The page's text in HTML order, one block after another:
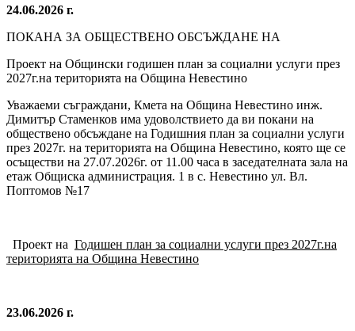
24.06.2026 г.
ПОКАНА ЗА ОБЩЕСТВЕНО ОБСЪЖДАНЕ НА
Проект на Общински годишен план за социални услуги през
2027г.на територията на Община Невестино
Уважаеми съграждани, Кмета на Община Невестино инж.
Димитър Стаменков има удоволствието да ви покани на
обществено обсъждане на Годишния план за социални услуги
през 2027г. на територията на Община Невестино, която ще се
осъществи на 27.07.2026г. от 11.00 часа в заседателната зала на
етаж Общиска администрация. 1 в с. Невестино ул. Вл.
Поптомов №17
Проект на Годишен план за социални услуги през 2027г.на
територията на Община Невестино
23.06.2026 г.